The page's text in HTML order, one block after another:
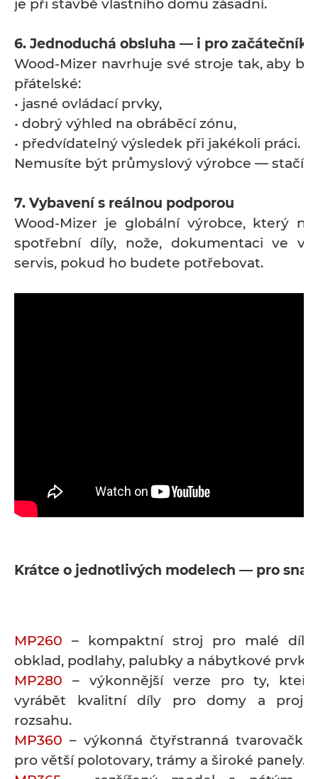
je při stavbě vlastního domu zásadní.
6. Jednoduchá obsluha — i pro začátečníky
Wood-Mizer navrhuje své stroje tak, aby
přátelské:
• jasné ovládací prvky,
• dobrý výhled na obráběcí zónu,
• předvídatelný výsledek při jakékoli práci.
Nemusíte být průmyslový výrobce — stačí
7. Vybavení s reálnou podporou
Wood-Mizer je globální výrobce, který
spotřební díly, nože, dokumentaci ve
servis, pokud ho budete potřebovat.
Krátce o jednotlivých modelech — pro
MP260 – kompaktní stroj pro malé
obklad, podlahy, palubky a nábytkové prvky.
MP280 – výkonnější verze pro ty, kteří
vyrábět kvalitní díly pro domy a
rozsahu.
MP360 – výkonná čtyřstranná tvarovačka
pro větší polotovary, trámy a široké panely.